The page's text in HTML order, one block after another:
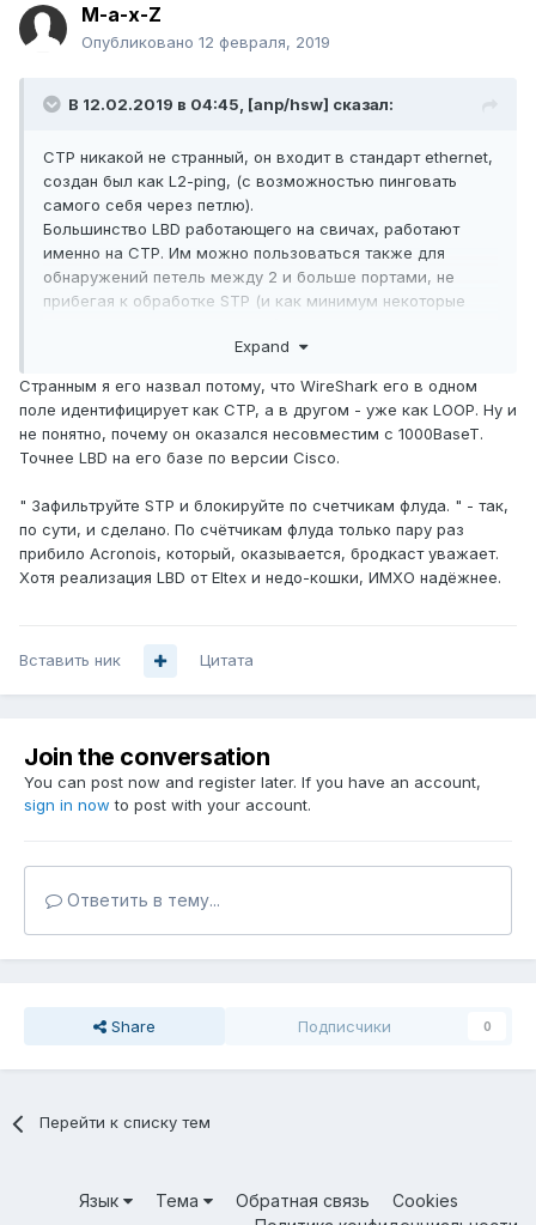
M-a-x-Z
Опубликовано 12 февраля, 2019
В 12.02.2019 в 04:45, [anp/hsw] сказал:
CTP никакой не странный, он входит в стандарт ethernet,
создан был как L2-ping, (с возможностью пинговать
самого себя через петлю).
Большинство LBD работающего на свичах, работают
именно на CTP. Им можно пользоваться также для
обнаружений петель между 2 и больше портами, не
прибегая к обработке STP (и как минимум некоторые
Зафильтруйте STP и блокируйте по счетчикам флуда.
Чем меньше устройств в STP-домене, тем меньше
проблем.
Expand
Странным я его назвал потому, что WireShark его в одном
поле идентифицирует как CTP, а в другом - уже как LOOP. Ну и
не понятно, почему он оказался несовместим с 1000BaseT.
Точнее LBD на его базе по версии Cisco.
" Зафильтруйте STP и блокируйте по счетчикам флуда. " - так,
по сути, и сделано. По счётчикам флуда только пару раз
прибило Acronois, который, оказывается, бродкаст уважает.
Хотя реализация LBD от Eltex и недо-кошки, ИМХО надёжнее.
Вставить ник Цитата
Join the conversation
You can post now and register later. If you have an account,
sign in now to post with your account.
Ответить в тему...
Share Подписчики 0
Перейти к списку тем
Язык Тема Обратная связь
Cookies